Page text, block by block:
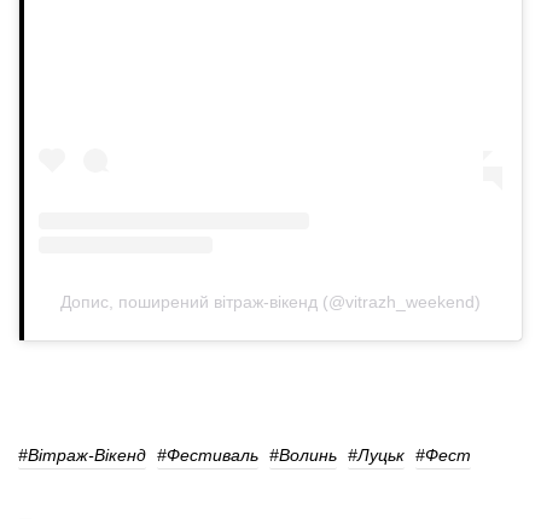
Допис, поширений вітраж-вікенд (@vitrazh_weekend)
#Вітраж-Вікенд #фестиваль #волинь #Луцьк #Фест